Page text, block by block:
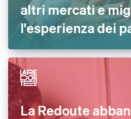
altri mercati e
l'esperienza dei
La Redoute